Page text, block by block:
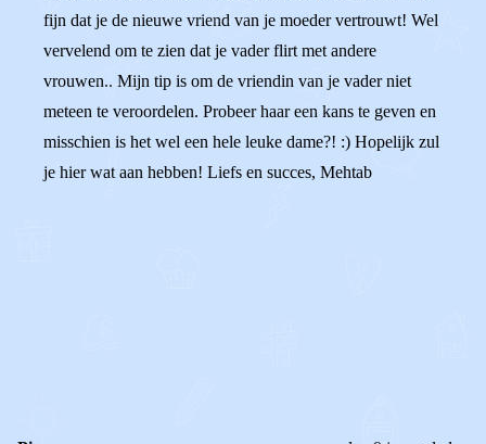
fijn dat je de nieuwe vriend van je moeder vertrouwt! Wel
vervelend om te zien dat je vader flirt met andere
vrouwen.. Mijn tip is om de vriendin van je vader niet
meteen te veroordelen. Probeer haar een kans te geven en
misschien is het wel een hele leuke dame?! :) Hopelijk zul
je hier wat aan hebben! Liefs en succes, Mehtab